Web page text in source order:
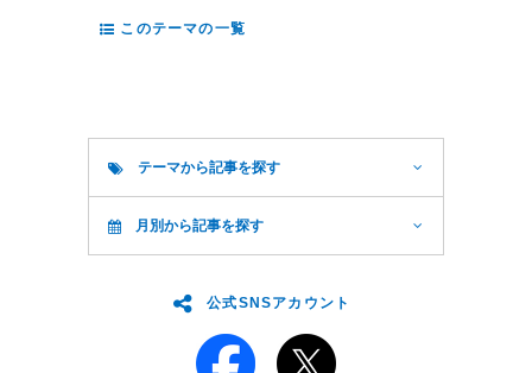
このテーマの一覧
テーマから記事を探す
月別から記事を探す
公式SNSアカウント